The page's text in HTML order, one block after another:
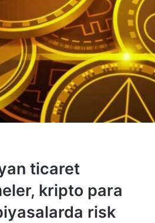
ticaret
kripto para
risk